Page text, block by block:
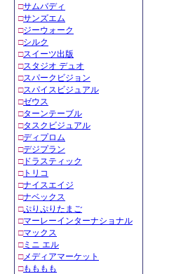
□サムバディ
□サンズエム
□ジーウォーク
□シルク
□スイーツ出版
□スタジオ デュオ
□スパークビジョン
□スパイスビジュアル
□ゼウス
□ターンテーブル
□タスクビジュアル
□ディプロム
□デジプラン
□ドラスティック
□トリコ
□ナイスエイジ
□ナベックス
□ぷりぷりたまご
□マーレーインターナショナル
□マックス
□ミニ エル
□メディアマーケット
□もももも